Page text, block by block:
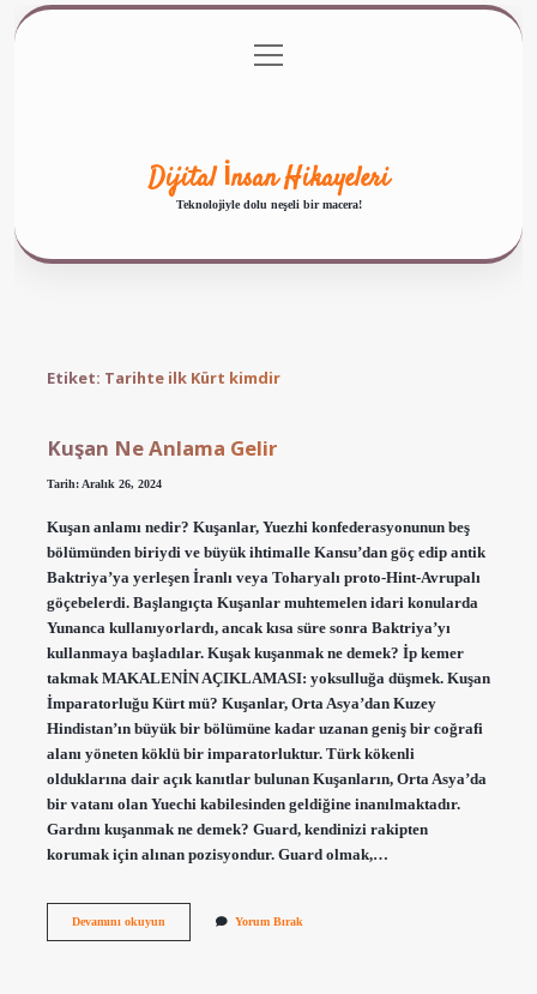
Gizlilik Politikası
menüyü
aç
Dijital İnsan Hikayeleri
Teknolojiyle dolu neşeli bir macera!
Etiket: Tarihte ilk Kürt kimdir
Kuşan Ne Anlama Gelir
Tarih: Aralık 26, 2024
Kuşan anlamı nedir? Kuşanlar, Yuezhi konfederasyonunun beş
bölümünden biriydi ve büyük ihtimalle Kansu’dan göç edip antik
Baktriya’ya yerleşen İranlı veya Toharyalı proto-Hint-Avrupalı ​​
göçebelerdi. Başlangıçta Kuşanlar muhtemelen idari konularda
Yunanca kullanıyorlardı, ancak kısa süre sonra Baktriya’yı
kullanmaya başladılar. Kuşak kuşanmak ne demek? İp kemer
takmak MAKALENİN AÇIKLAMASI: yoksulluğa düşmek. Kuşan
İmparatorluğu Kürt mü? Kuşanlar, Orta Asya’dan Kuzey
Hindistan’ın büyük bir bölümüne kadar uzanan geniş bir coğrafi
alanı yöneten köklü bir imparatorluktur. Türk kökenli
olduklarına dair açık kanıtlar bulunan Kuşanların, Orta Asya’da
bir vatanı olan Yuechi kabilesinden geldiğine inanılmaktadır.
Gardını kuşanmak ne demek? Guard, kendinizi rakipten
korumak için alınan pozisyondur. Guard olmak,…
Devamını okuyunKuşan
Yorum Bırak